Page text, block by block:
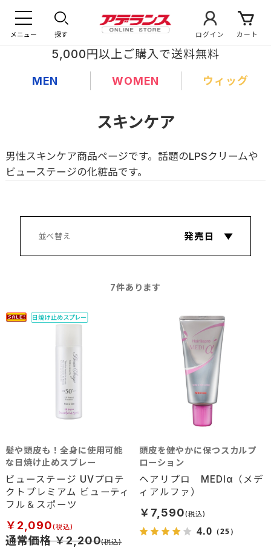
メニュー 探す ログイン カート
5,000円以上ご購入で送料無料
MEN WOMEN ウィッグ
スキンケア
男性スキンケア商品ページです。話題のLPSクリームや
ビューステージの化粧品です。
7件あります
ビューステージ UVプロテ
クトプレミアム ビューティ
フル＆スポーツ
髪や頭皮も！全身に使用可能
な日焼け止めスプレー
￥2,090
通常価格 ￥2,200
ヘアリプロ MEDIα（メデ
ィアルファ）
頭皮を健やかに保つスカルプ
ローション
￥7,590
4.0 （25）